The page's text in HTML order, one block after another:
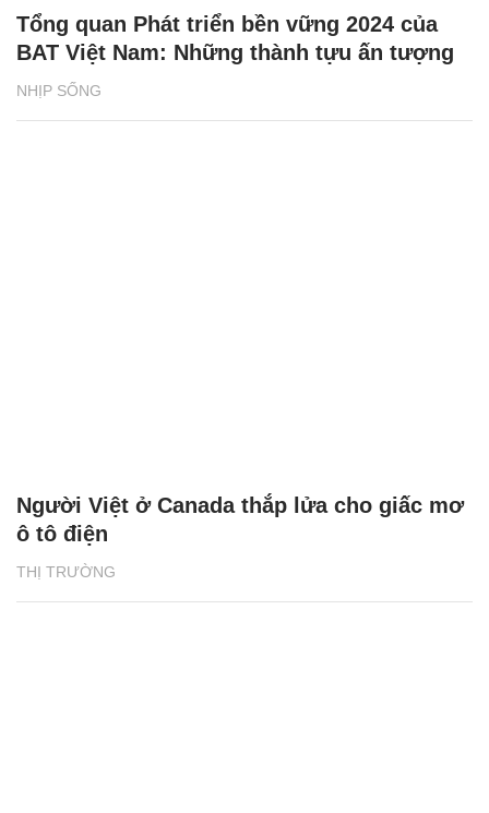
NHỊP SỐNG
Tổng quan Phát triển bền vững 2024 của
BAT Việt Nam: Những thành tựu ấn tượng
THỊ TRƯỜNG
Người Việt ở Canada thắp lửa cho giấc mơ
ô tô điện